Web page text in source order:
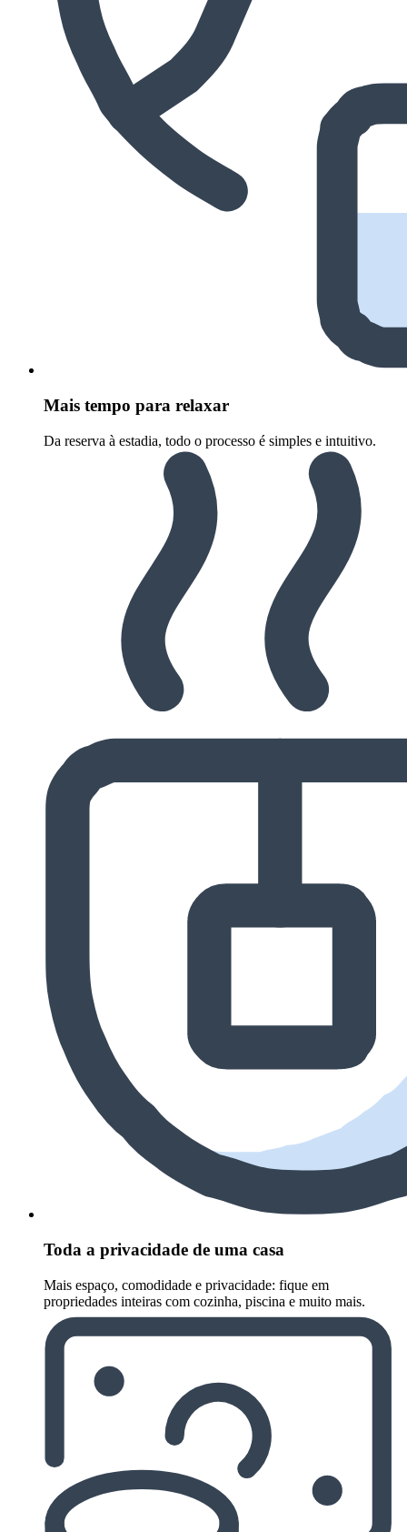
Mais tempo para relaxar
Da reserva à estadia, todo o processo é simples e intuitivo.
Toda a privacidade de uma casa
Mais espaço, comodidade e privacidade: fique em
propriedades inteiras com cozinha, piscina e muito mais.